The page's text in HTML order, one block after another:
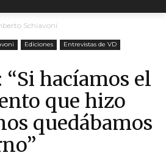
Schiavoni
Ediciones
Entrevistas de VD
hacíamos el
que hizo
quedábamos